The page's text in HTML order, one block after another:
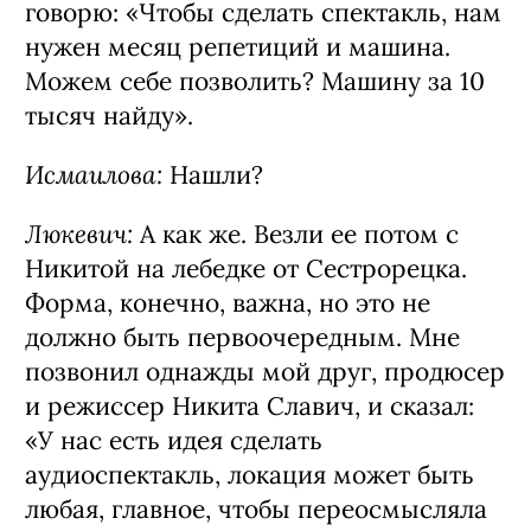
говорю: «Чтобы сделать спектакль, нам
нужен месяц репетиций и машина.
Можем себе позволить? Машину за 10
тысяч найду».
Исмаилова: Нашли?
Люкевич: А как же. Везли ее потом с
Никитой на лебедке от Сестрорецка.
Форма, конечно, важна, но это не
должно быть первоочередным. Мне
позвонил однажды мой друг, продюсер
и режиссер Никита Славич, и сказал:
«У нас есть идея сделать
аудиоспектакль, локация может быть
любая, главное, чтобы переосмысляла